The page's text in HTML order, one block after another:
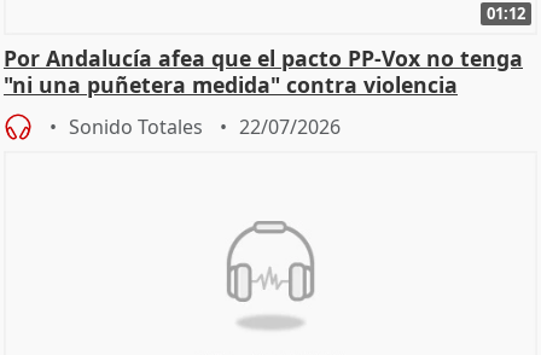
01:12
Por Andalucía afea que el pacto PP-Vox no tenga
"ni una puñetera medida" contra violencia
machista
Sonido Totales 22/07/2026